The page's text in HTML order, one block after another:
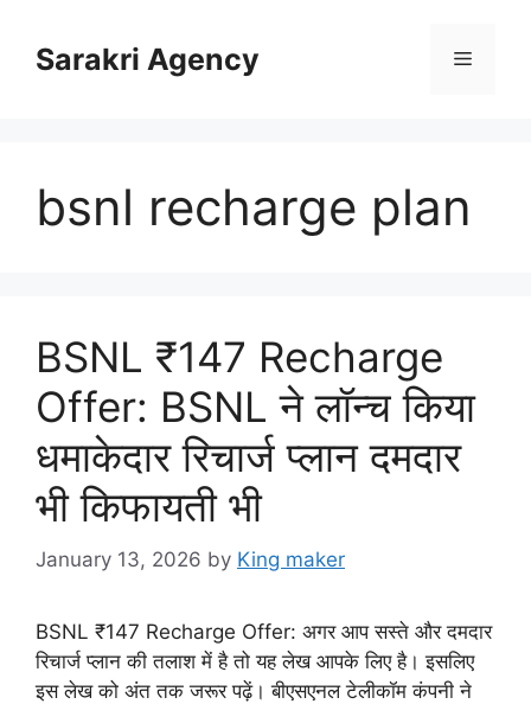
contentSarakri Agency Menu
bsnl recharge plan
BSNL ₹147 Recharge
Offer: BSNL ने लॉन्च किया
धमाकेदार रिचार्ज प्लान दमदार
भी किफायती भी
January 13, 2026 by King maker
BSNL ₹147 Recharge Offer: अगर आप सस्ते और दमदार
रिचार्ज प्लान की तलाश में है तो यह लेख आपके लिए है। इसलिए
इस लेख को अंत तक जरूर पढ़ें। बीएसएनल टेलीकॉम कंपनी ने